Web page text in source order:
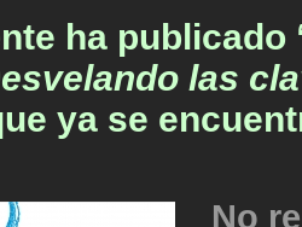
ha publicado
las
ya se
No